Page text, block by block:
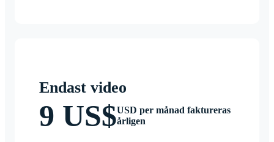
Endast video
9 US$USD per månad faktureras
årligen